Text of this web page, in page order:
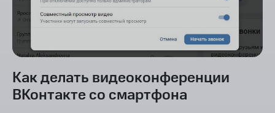
Как делать видеоконференции
ВКонтакте со смартфона